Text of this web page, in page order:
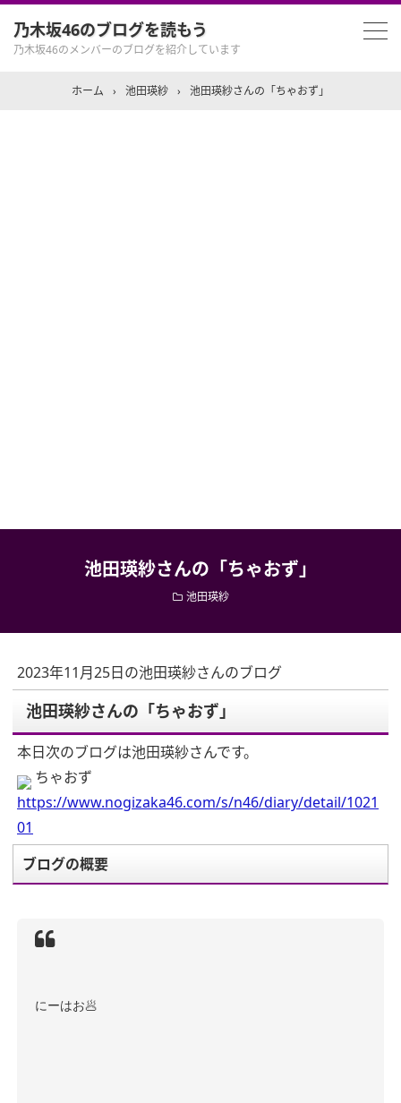
乃木坂46のブログを読もう
乃木坂46のメンバーのブログを紹介しています
ホーム › 池田瑛紗 › 池田瑛紗さんの「ちゃおず」
池田瑛紗さんの「ちゃおず」
池田瑛紗
2023年11月25日の池田瑛紗さんのブログ
池田瑛紗さんの「ちゃおず」
本日次のブログは池田瑛紗さんです。
ちゃおず
https://www.nogizaka46.com/s/n46/diary/detail/1021
01
ブログの概要
にーはお🥟